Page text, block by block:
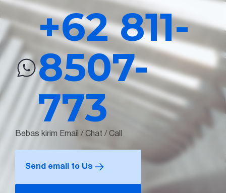
+62 811-
8507-
773
Bebas kirim Email / Chat / Call
Send email to Us